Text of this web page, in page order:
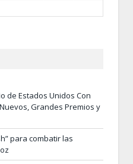
de Estados Unidos Con
Grandes Premios y
para combatir las